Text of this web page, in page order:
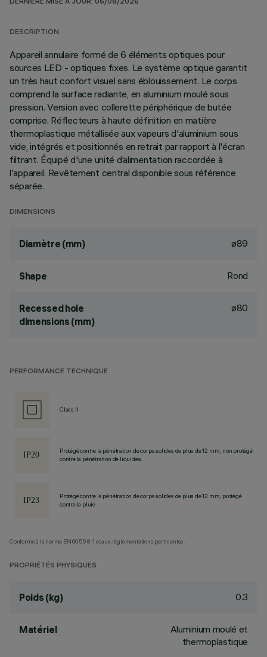
DERNIÈRE MISE À JOUR: 06/08/2026
DESCRIPTION
Appareil annulaire formé de 6 éléments optiques pour
sources LED - optiques fixes. Le système optique garantit
un très haut confort visuel sans éblouissement. Le corps
comprend la surface radiante, en aluminium moulé sous
pression. Version avec collerette périphérique de butée
comprise. Réflecteurs à haute définition en matière
thermoplastique métallisée aux vapeurs d'aluminium sous
vide, intégrés et positionnés en retrait par rapport à l'écran
filtrant. Équipé d'une unité d’alimentation raccordée à
l'appareil. Revêtement central disponible sous référence
séparée.
DIMENSIONS
Diamètre (mm) ø89
Shape Rond
Recessed hole
dimensions (mm)
ø80
PERFORMANCE TECHNIQUE
Class II
Protégé contre la pénétration de corps solides de plus de 12 mm, non protégé
contre la pénétration de liquides.
Protégé contre la pénétration de corps solides de plus de 12 mm, protégé
contre la pluie.
Conforme à la norme EN60598-1 et aux réglementations pertinentes.
PROPRIÉTÉS PHYSIQUES
Poids (kg) 0.3
Matériel
Aluminium moulé et
thermoplastique